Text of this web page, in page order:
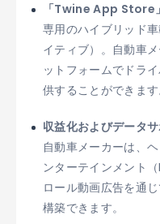
「Twine App Store」
専用のハイブリッド
イティブ）。自動車
ットフォームでドラ
供することができます
収益化およびデータ
自動車メーカーは、
ンターテインメント
ロール動画広告を通
構築できます。